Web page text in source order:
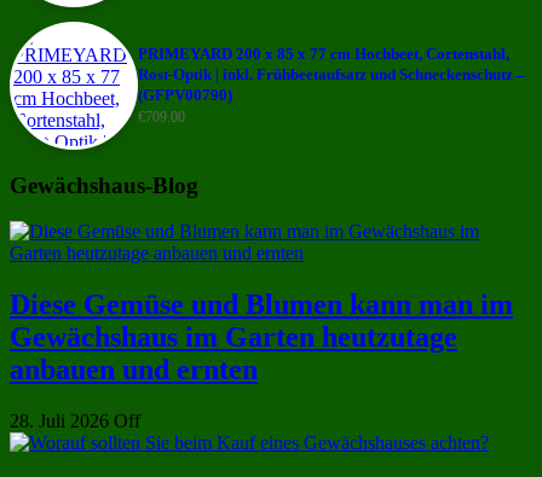
PRIMEYARD 200 x 85 x 77 cm Hochbeet, Cortenstahl,
Rost-Optik | inkl. Frühbeetaufsatz und Schneckenschutz –
(GFPV00790)
€709.00
Gewächshaus-Blog
Diese Gemüse und Blumen kann man im
Gewächshaus im Garten heutzutage
anbauen und ernten
28. Juli 2026 Off